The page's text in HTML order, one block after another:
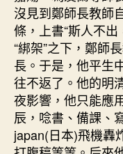
沒見到鄭師長教師
條，上書“斯人不出
“綁架”之下，鄭師
長。于是，他平生
往不返了。他的明
夜影響，他只能應
辰，唸書、備課、
japan(日本)飛機轟